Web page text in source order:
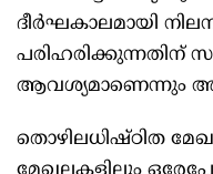
ദീര്‍ഘകാലമായി
പരിഹരിക്കുന്നതിന്
ആവശ്യമാണെന്നും
തൊഴിലധിഷ്ഠിത